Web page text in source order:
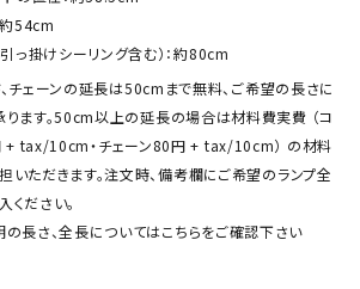
約54cm
っ掛けシーリング含む）：約80cm
チェーンの延長は50cmまで無料、ご希望の長さに
ります。50cm以上の延長の場合は材料費実費 （コ
+ tax/10cm・チェーン80円 + tax/10cm） の材料
いただきます。注文時、備考欄にご希望のランプ全
ください。
の長さ、全長についてはこちらをご確認下さい